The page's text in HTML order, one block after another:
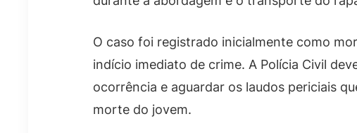
O caso foi registrado inicialmente como
indício imediato de crime. A Polícia Civil
ocorrência e aguardar os laudos periciais
morte do jovem.